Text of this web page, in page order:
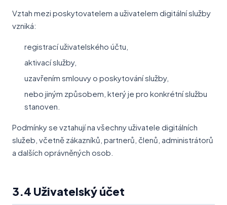
Vztah mezi poskytovatelem a uživatelem digitální služby
vzniká:
registrací uživatelského účtu,
aktivací služby,
uzavřením smlouvy o poskytování služby,
nebo jiným způsobem, který je pro konkrétní službu
stanoven.
Podmínky se vztahují na všechny uživatele digitálních
služeb, včetně zákazníků, partnerů, členů, administrátorů
a dalších oprávněných osob.
3.4 Uživatelský účet